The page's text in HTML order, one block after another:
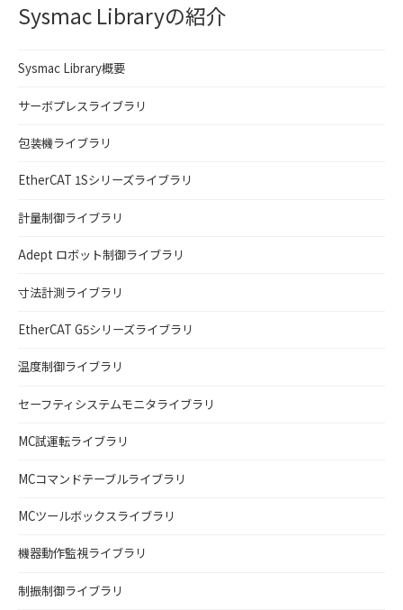
Sysmac Libraryの紹介
Sysmac Library概要
サーボプレスライブラリ
包装機ライブラリ
EtherCAT 1Sシリーズライブラリ
計量制御ライブラリ
Adept ロボット制御ライブラリ
寸法計測ライブラリ
EtherCAT G5シリーズライブラリ
温度制御ライブラリ
セーフティシステムモニタライブラリ
MC試運転ライブラリ
MCコマンドテーブルライブラリ
MCツールボックスライブラリ
機器動作監視ライブラリ
制振制御ライブラリ